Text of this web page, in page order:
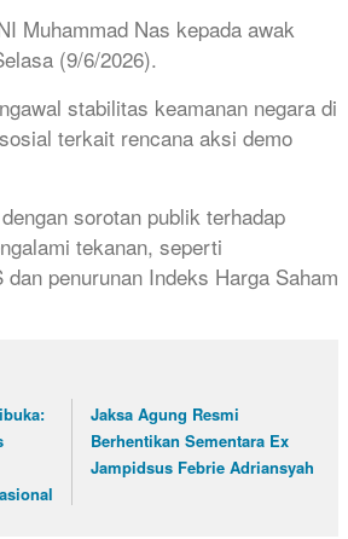
Muhammad Nas kepada awak
(9/6/2026).
stabilitas keamanan negara di
terkait rencana aksi demo
sorotan publik terhadap
tekanan, seperti
penurunan Indeks Harga Saham
Jaksa Agung Resmi
Berhentikan Sementara Ex
Jampidsus Febrie Adriansyah